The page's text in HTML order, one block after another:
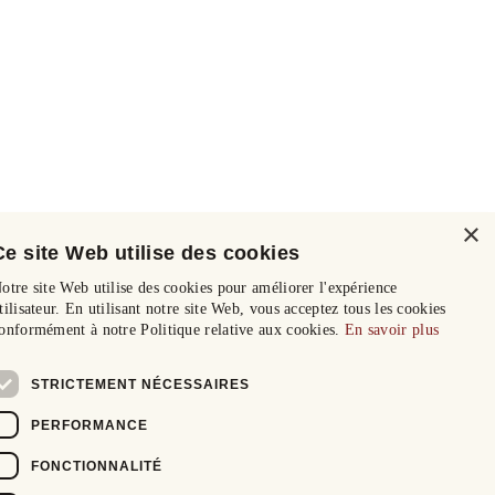
×
site Web utilise des cookies
site Web utilise des cookies pour améliorer l'expérience
En utilisant notre site Web, vous acceptez tous les cookies
à notre Politique relative aux cookies. En savoir plus
STRICTEMENT NÉCESSAIRES
PERFORMANCE
FONCTIONNALITÉ